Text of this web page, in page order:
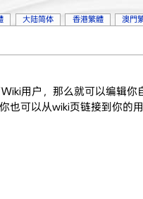
用户，那么就可以编辑
也可以从wiki页链接到你的
大陆简体 香港繁體 澳門